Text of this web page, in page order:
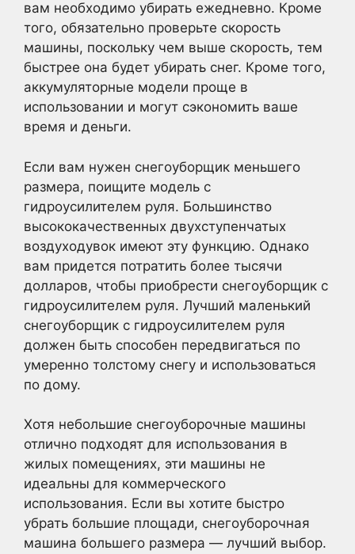
вам необходимо убирать ежедневно. Кроме
того, обязательно проверьте скорость
машины, поскольку чем выше скорость, тем
быстрее она будет убирать снег. Кроме того,
аккумуляторные модели проще в
использовании и могут сэкономить ваше
время и деньги.
Если вам нужен снегоуборщик меньшего
размера, поищите модель с
гидроусилителем руля. Большинство
высококачественных двухступенчатых
воздуходувок имеют эту функцию. Однако
вам придется потратить более тысячи
долларов, чтобы приобрести снегоуборщик с
гидроусилителем руля. Лучший маленький
снегоуборщик с гидроусилителем руля
должен быть способен передвигаться по
умеренно толстому снегу и использоваться
по дому.
Хотя небольшие снегоуборочные машины
отлично подходят для использования в
жилых помещениях, эти машины не
идеальны для коммерческого
использования. Если вы хотите быстро
убрать большие площади, снегоуборочная
машина большего размера — лучший выбор.